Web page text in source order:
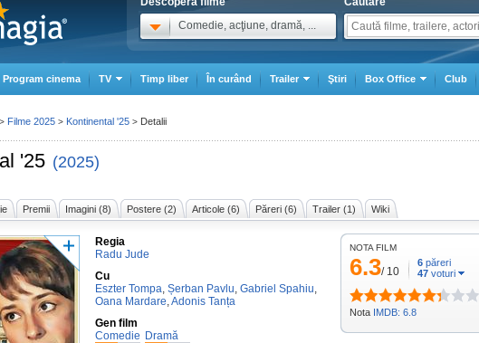
Comedie, acţiune, dramă, ...
Program cinema TV Timp liber În curând Trailer Ştiri Box Office Club
'25 (2025)
Premii Imagini (8) Postere (2) Articole (6) Păreri (6) Trailer (1) Wiki
Regia
Radu Jude
Cu
Eszter Tompa, Șerban Pavlu, Gabriel Spahiu,
Oana Mardare,Adonis Tanța
Gen film
Comedie Dramă
NOTA FILM
6.3/ 10
6 păreri
47 voturi
Nota IMDB: 6.8
> Filme 2025 > Kontinental '25 > Detalii